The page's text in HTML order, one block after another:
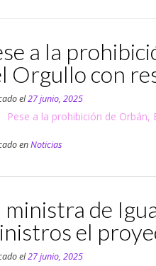
a la
Orgullo con
el27 junio, 2025
Pese a la prohibición de
enNoticias
ministra de
el
el27 junio, 2025